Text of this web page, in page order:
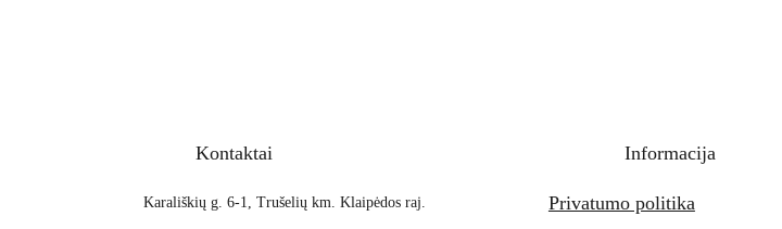
Kontaktai
Karališkių g. 6-1, Trušelių km. Klaipėdos raj.
Informacija
Privatumo politika